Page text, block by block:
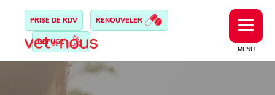
MENU
PRISE DE RDV RENOUVELER
REFUGE